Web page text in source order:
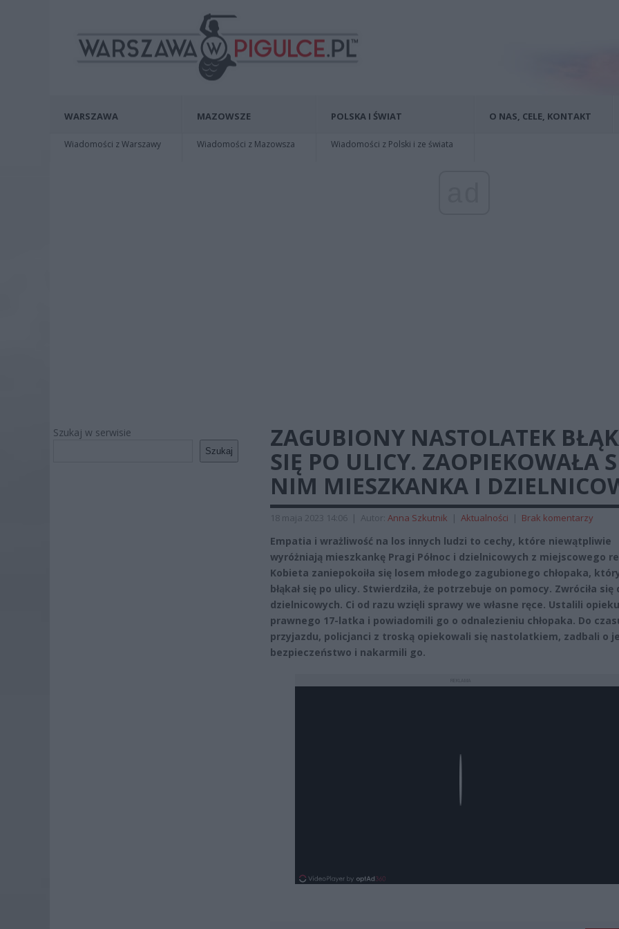
WARSZAWA
Wiadomości z Warszawy
MAZOWSZE
Wiadomości z Mazowsza
POLSKA I ŚWIAT
Wiadomości z Polski i ze świata
O NAS, CELE, KONTAKT
Szukaj w serwisie
Szukaj
ZAGUBIONY NASTOLATEK
SIĘ PO ULICY. ZAOPIEKOWAŁA
NIM MIESZKANKA I
18 maja 2023 14:06 | Autor: Anna Szkutnik | Aktualności | Brak komentarzy
Empatia i wrażliwość na los innych ludzi to cechy, które niewątpliwie
wyróżniają mieszkankę Pragi Północ i dzielnicowych z miejscowego
Kobieta zaniepokoiła się losem młodego zagubionego chłopaka,
błąkał się po ulicy. Stwierdziła, że potrzebuje on pomocy. Zwróciła się
dzielnicowych. Ci od razu wzięli sprawy we własne ręce. Ustalili
prawnego 17-latka i powiadomili go o odnalezieniu chłopaka. Do
przyjazdu, policjanci z troską opiekowali się nastolatkiem, zadbali o
bezpieczeństwo i nakarmili go.